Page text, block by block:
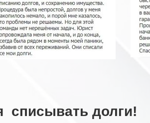
списывать долги!